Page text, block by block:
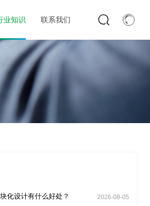
业知识 联系我们
化设计有什么好处？ 2026-08-05